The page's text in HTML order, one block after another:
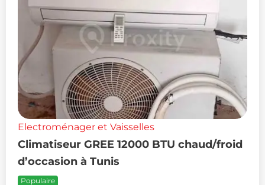
Electroménager et Vaisselles
Climatiseur GREE 12000 BTU chaud/froid
d’occasion à Tunis
Populaire